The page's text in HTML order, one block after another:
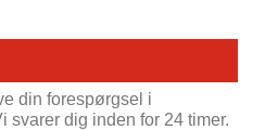
din forespørgsel i
svarer dig inden for 24 timer.